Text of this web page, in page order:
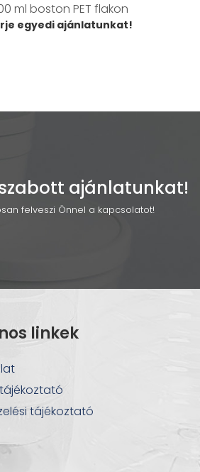
ml boston PET flakon
egyedi ajánlatunkat!
ajánlatunkat!
felveszi Önnel a kapcsolatot!
linkek
tájékoztató